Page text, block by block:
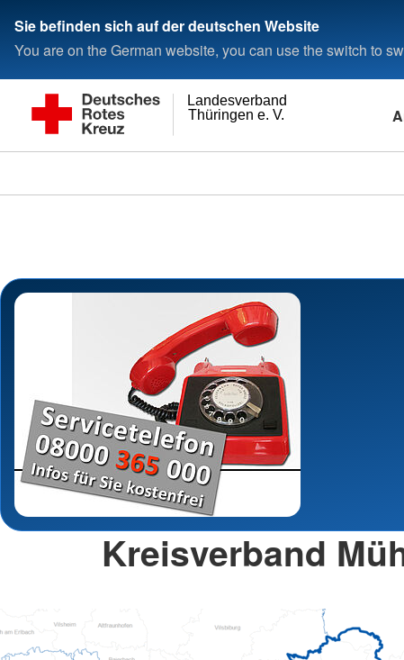
Sie befinden sich auf der deutschen Website
You are on the German website, you can use the switch to
Thüringen e. V.
Landesverband
Kreisverband